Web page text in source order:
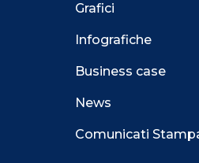
Grafici
Infografiche
Business case
News
Comunicati